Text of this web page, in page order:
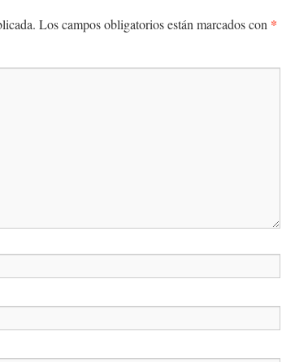
Los campos obligatorios están marcados con *